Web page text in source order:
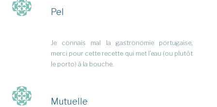
Pel
Je connais mal la gastronomie portugaise,
merci pour cette recette qui met l’eau (ou plutôt
le porto) à la bouche.
Mutuelle